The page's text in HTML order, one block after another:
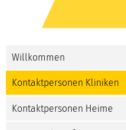
Willkommen
Kontaktpersonen Kliniken
Kontaktpersonen Heime